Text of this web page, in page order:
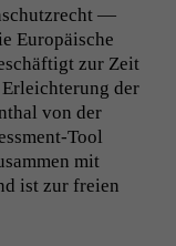
—
Europäis­che
zur Zeit
der
von der
Tool
mit
ist zur freien
auf.